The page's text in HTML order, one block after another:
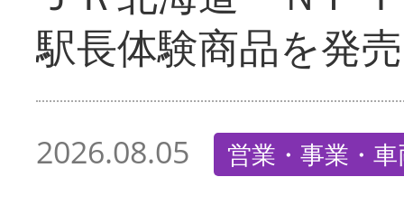
駅長体験商品を発売
2026.08.05 営業・事業・